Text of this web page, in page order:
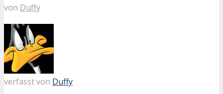
von Duffy
verfasst von Duffy